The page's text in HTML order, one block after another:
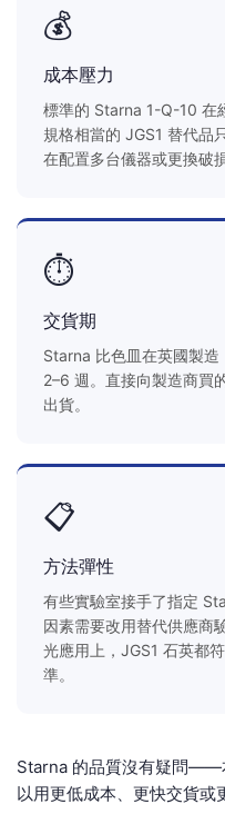
💰
成本壓力
標準的 Starna 1-Q-10 在
規格相當的 JGS1 替代
在配置多台儀器或更換破
⏱️
交貨期
Starna 比色皿在英國製
2–6 週。直接向製造商買
出貨。
📋
方法彈性
有些實驗室接手了指定
因素需要改用替代供應商
光應用上，JGS1 石英都
準。
Starna 的品質沒有疑問——
以用更低成本、更快交貨或